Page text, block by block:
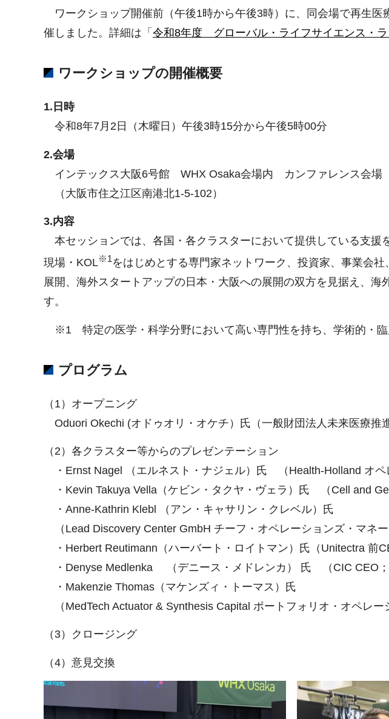
ワークショップ開催前（午後1時から午後3時）に、同会場で再生
催しました。詳細は「 令和8年度 グローバル・ライフサイエンス・
ワークショップの開催概要
1.日時
令和8年7月2日（木曜日）午後3時15分から午後5時00分
2.会場
インテックス大阪6号館 WHX Osaka会場内 カンファレンス会場
（大阪市住之江区南港北1-5-102）
3.内容
本セッションでは、各国・各クラスターにおいて提供している支援
現場・KOL※1をはじめとする専門家ネットワーク、投資家、事業会
展開、海外スタートアップの日本・大阪への展開の双方を見据え、
す。
※1 特定の医学・科学分野において高い専門性を持ち、学術的・臨
プログラム
（1）オープニング
Oduori Okechi (オドゥオリ・オケチ）氏（一般財団法人未来医療推
（2）各クラスター等からのプレゼンテーション
・Ernst Nagel （エルネスト・ナジェル）氏 （Health-Holland オペ
・Kevin Takuya Vella（ケビン・タクヤ・ヴェラ）氏 （Cell and
・Anne-Kathrin Klebl （アン・キャサリン・クレベル）氏
（Lead Discovery Center GmbH チーフ・オペレーションズ・マネー
・Herbert Reutimann（ハーバート・ロイトマン）氏（Unitectra 前
・Denyse Medlenka （デニース・メドレンカ） 氏 （CIC CEO；
・Makenzie Thomas（マケンズィ・トーマス）氏
（MedTech Actuator & Synthesis Capital ポートフォリオ・オペレー
（3）クロージング
（4）意見交換